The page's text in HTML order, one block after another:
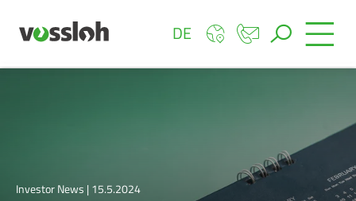
DE
Investor News | 15.5.2024